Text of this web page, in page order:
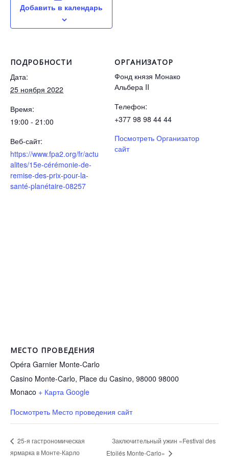
Добавить в календарь
ПОДРОБНОСТИ
Дата:
25 ноября 2022
Время:
19:00 - 21:00
Веб-сайт:
https://www.fpa2.org/fr/actu
alites/15e-cérémonie-de-
remise-des-prix-pour-la-
santé-planétaire-08257
ОРГАНИЗАТОР
Фонд князя Монако
Альбера II
Телефон:
+377 98 98 44 44
Посмотреть Организатор
сайт
МЕСТО ПРОВЕДЕНИЯ
Opéra Garnier Monte-Carlo
Casino Monte-Carlo, Place du Casino, 98000 98000
Monaco + Карта Google
Посмотреть Место проведения сайт
25-я гастрономическая
ярмарка в Монте-Карло
Заключительный ужин «Festival des
Etoilés Monte-Carlo»